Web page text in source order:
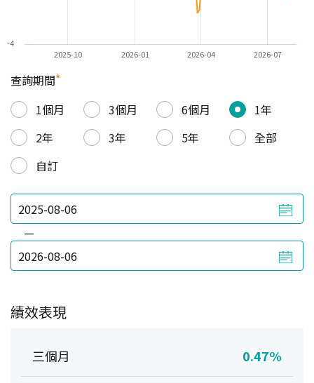
2025-10 2026-01 2026-04 2026-07
-4
查詢期間*
1個月
3個月 6個月
1年
2年
3年 5年
全部
自訂
—
績效表現
三個月 0.47%